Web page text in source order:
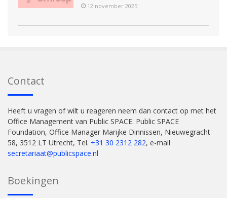
12 november 2025
Contact
Heeft u vragen of wilt u reageren neem dan contact op met het
Office Management van Public SPACE. Public SPACE
Foundation, Office Manager Marijke Dinnissen, Nieuwegracht
58, 3512 LT Utrecht, Tel. +31 30 2312 282, e-mail
secretariaat@publicspace.nl
Boekingen